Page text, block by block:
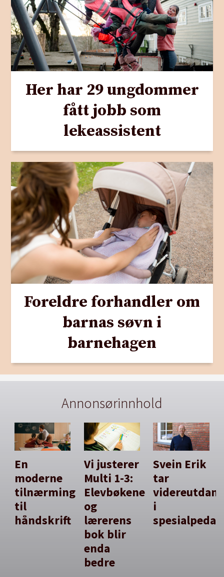
Her har 29 ungdommer
fått jobb som
lekeassistent
Foreldre forhandler om
barnas søvn i
barnehagen
Annonsørinnhold
En
moderne
tilnærming
til
håndskrift
Vi justerer
Multi 1-3:
Elevbøkene
og
lærerens
bok blir
enda
bedre
Svein Erik
tar
i